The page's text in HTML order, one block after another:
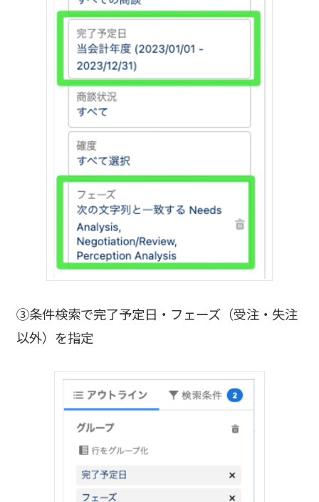
③条件検索で完了予定日・フェーズ（受注・失注
以外）を指定